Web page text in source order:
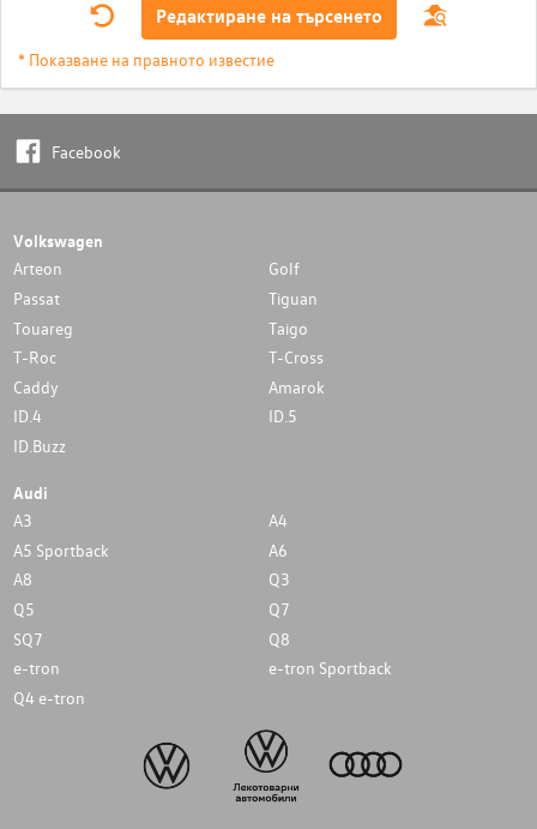
Редактиране на търсенето
* Показване на правното известие
Facebook
Volkswagen
Arteon
Golf
Passat
Tiguan
Touareg
Taigo
T-Roc
T-Cross
Caddy
Amarok
ID.4
ID.5
ID.Buzz
Audi
A3
A4
A5 Sportback
A6
A8
Q3
Q5
Q7
SQ7
Q8
e-tron
e-tron Sportback
Q4 e-tron